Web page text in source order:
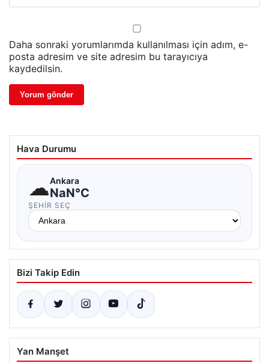
Daha sonraki yorumlarımda kullanılması için adım, e-
posta adresim ve site adresim bu tarayıcıya
kaydedilsin.
Hava Durumu
☁Ankara
NaN°C
ŞEHIR SEÇ
Bizi Takip Edin
Yan Manşet